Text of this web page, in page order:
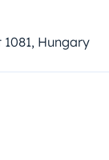
Hungary